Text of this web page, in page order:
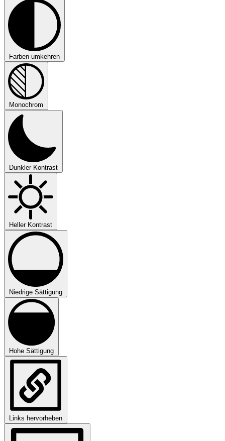
Farben umkehren
Monochrom
Dunkler Kontrast
Heller Kontrast
Niedrige Sättigung
Hohe Sättigung
Links hervorheben